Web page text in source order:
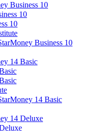
Business 10
10
10
Business 10
14 Basic
14 Basic
14 Deluxe